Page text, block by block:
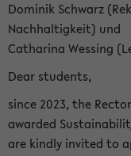
Dominik Schwarz
Nachhaltigkeit) und
Catharina Wessing
Dear students,
since 2023, the
awarded
are kindly invited to